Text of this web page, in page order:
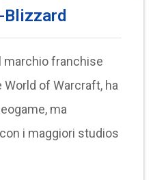
marchio franchise
World of Warcraft, ha
ma
i maggiori studios